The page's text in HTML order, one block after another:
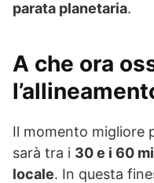
parata planetaria.
A che ora
Il momento migliore
sarà tra i 30 e i 60
locale. In questa